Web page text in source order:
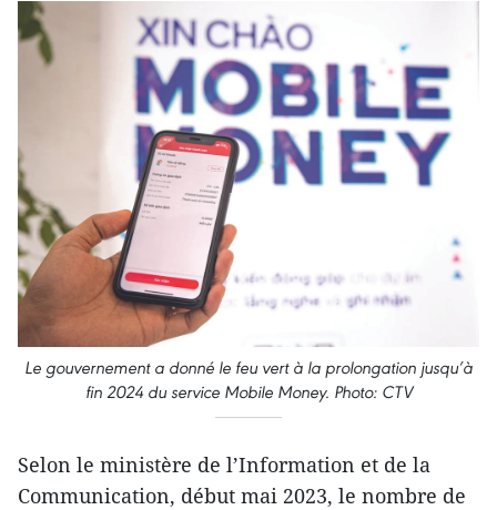
Le gouvernement a donné le feu vert à la prolongation jusqu’à
fin 2024 du service Mobile Money. Photo: CTV
Selon le ministère de l’Information et de la
Communication, début mai 2023, le nombre de